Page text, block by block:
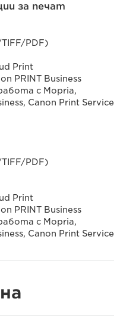
за печат
PDF)
Print
PRINT Business
с Mopria,
Canon Print Service
PDF)
Print
PRINT Business
с Mopria,
Canon Print Service